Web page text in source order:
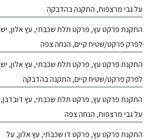
על גבי מרצפות, התקנה בהדבקה
התקנת פרקט עץ, פרקט תלת שכבתי, עץ אלון, יש
לפרק פרקט/שטיח קיים, הנחה צפה
התקנת פרקט עץ, פרקט תלת שכבתי, עץ אלון, יש
לפרק פרקט/שטיח קיים, התקנה בהדבקה
התקנת פרקט עץ, פרקט תלת שכבתי, עץ דובדבן,
על גבי מרצפות, הנחה צפה
התקנת פרקט עץ, פרקט דו שכבתי, עץ אלון, על